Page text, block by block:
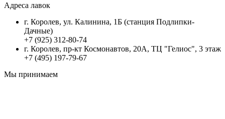
Адреса лавок
г. Королев, ул. Калинина, 1Б (станция Подлипки-
Дачные)
+7 (925) 312-80-74
г. Королев, пр-кт Космонавтов, 20А, ТЦ "Гелиос", 3 этаж
+7 (495) 197-79-67
Мы принимаем